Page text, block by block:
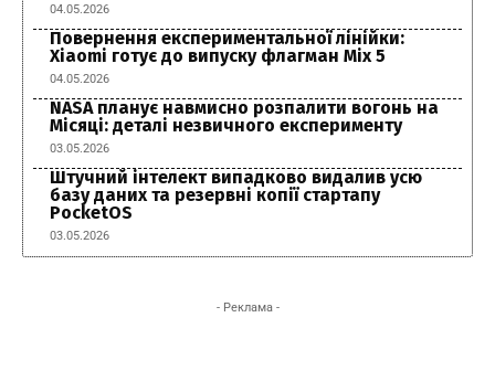
04.05.2026
Повернення експериментальної лінійки:
Xiaomi готує до випуску флагман Mix 5
04.05.2026
NASA планує навмисно розпалити вогонь на
Місяці: деталі незвичного експерименту
03.05.2026
Штучний інтелект випадково видалив усю
базу даних та резервні копії стартапу
PocketOS
03.05.2026
- Реклама -